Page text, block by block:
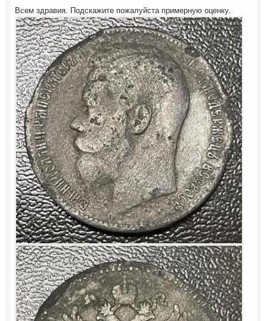
Всем здравия. Подскажите пожалуйста примерную оценку.